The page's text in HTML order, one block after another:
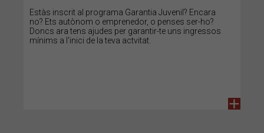
Estàs inscrit al programa Garantia Juvenil? Encara
no? Ets autònom o emprenedor, o penses ser-ho?
Doncs ara tens ajudes per garantir-te uns ingressos
mínims a l'inici de la teva actvitat.
+